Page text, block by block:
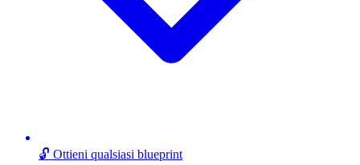
🔓 Ottieni qualsiasi blueprint